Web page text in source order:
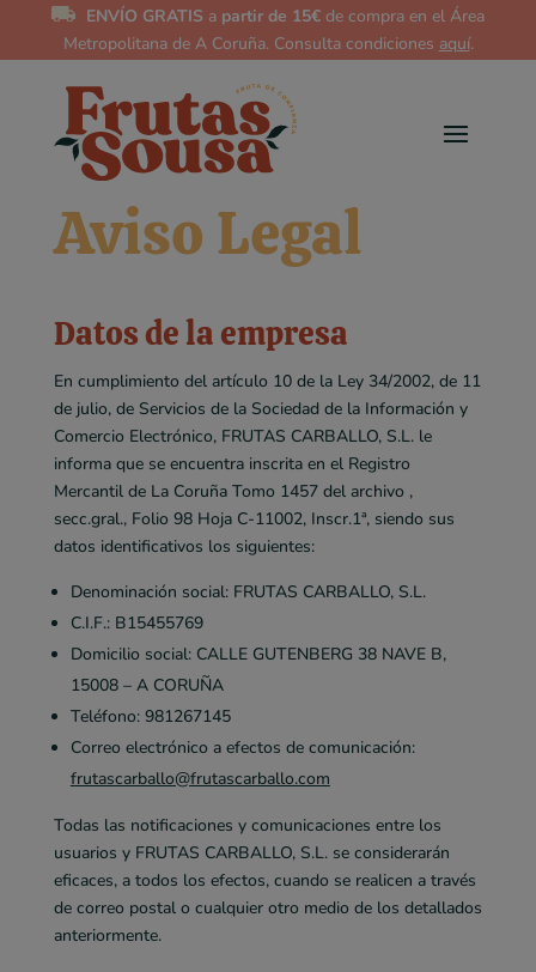
ENVÍO GRATIS a partir de 15€ de compra en el Área
Metropolitana de A Coruña. Consulta condiciones aquí.
Aviso Legal
Datos de la empresa
En cumplimiento del artículo 10 de la Ley 34/2002, de 11
de julio, de Servicios de la Sociedad de la Información y
Comercio Electrónico, FRUTAS CARBALLO, S.L. le
informa que se encuentra inscrita en el Registro
Mercantil de La Coruña Tomo 1457 del archivo ,
secc.gral., Folio 98 Hoja C-11002, Inscr.1ª, siendo sus
datos identificativos los siguientes:
Denominación social: FRUTAS CARBALLO, S.L.
C.I.F.: B15455769
Domicilio social: CALLE GUTENBERG 38 NAVE B,
15008 – A CORUÑA
Teléfono: 981267145
Correo electrónico a efectos de comunicación:
frutascarballo@frutascarballo.com
Todas las notificaciones y comunicaciones entre los
usuarios y FRUTAS CARBALLO, S.L. se considerarán
eficaces, a todos los efectos, cuando se realicen a través
de correo postal o cualquier otro medio de los detallados
anteriormente.